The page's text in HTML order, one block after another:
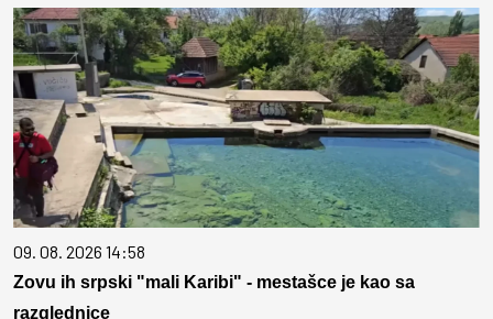
09. 08. 2026 14:58
Zovu ih srpski "mali Karibi" - mestašce je kao sa
razglednice